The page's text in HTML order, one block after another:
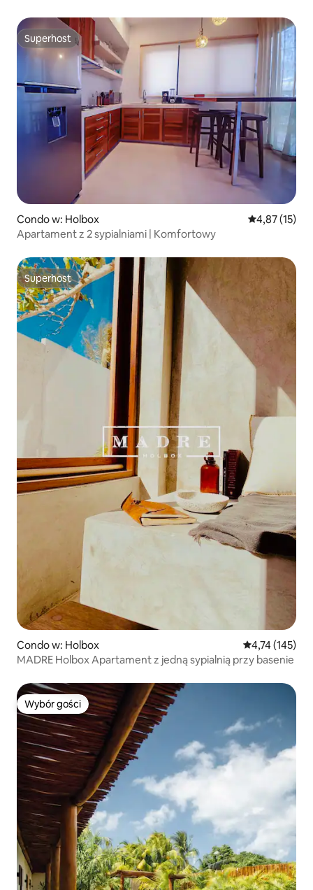
Superhost
Superhost
Condo w: Holbox Średnia
4,87 (15)
Apartament z 2 sypialniami | Komfortowy
Superhost
Superhost
Condo w: Holbox Średnia
4,74 (145)
MADRE Holbox Apartament z jedną sypialnią przy basenie
Wybór gości
Wybór gości